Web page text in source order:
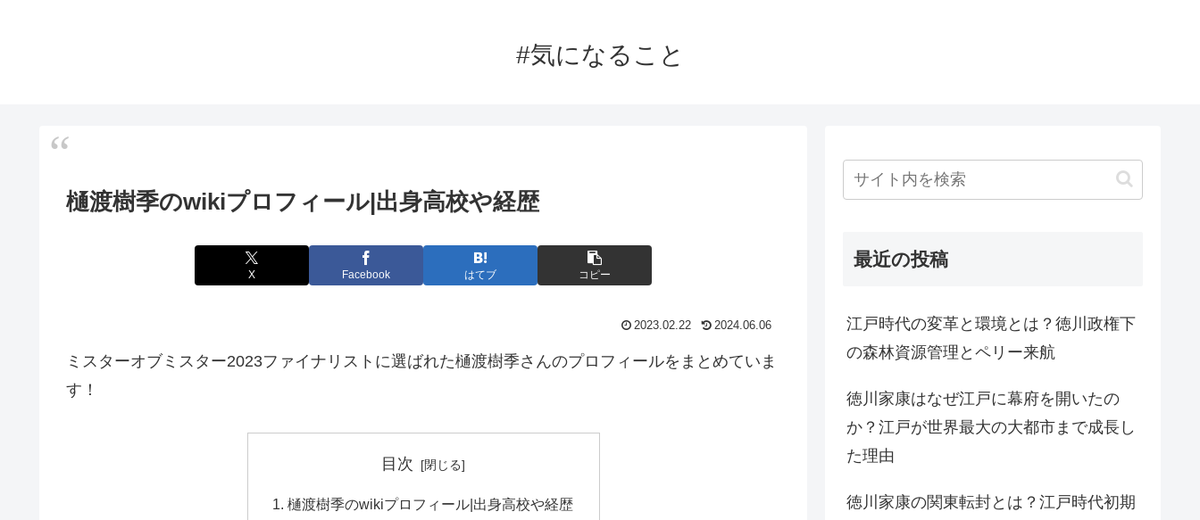
#気になること
樋渡樹季のwikiプロフィール|出身高校や経歴
X Facebook はてブ コピー
2023.02.22 2024.06.06
ミスターオブミスター2023ファイナリストに選ばれた樋渡樹季さんのプロフィールをまとめていま
す！
目次
樋渡樹季のwikiプロフィール|出身高校や経歴
最近の投稿
江戸時代の変革と環境とは？徳川政権下
の森林資源管理とペリー来航
徳川家康はなぜ江戸に幕府を開いたの
か？江戸が世界最大の大都市まで成長し
た理由
徳川家康の関東転封とは？江戸時代初期